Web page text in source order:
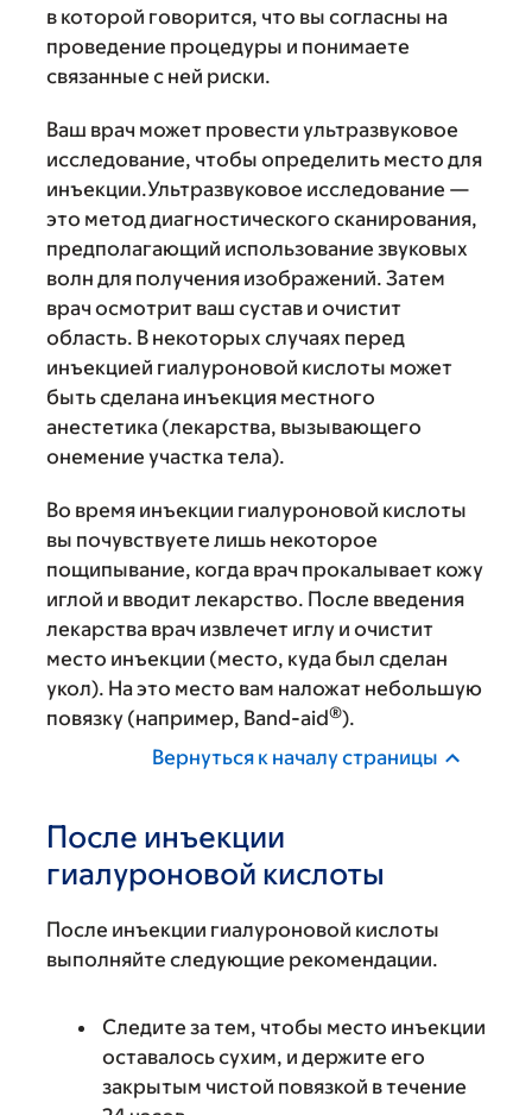
в которой говорится, что вы согласны на
проведение процедуры и понимаете
связанные с ней риски.
Ваш врач может провести ультразвуковое
исследование, чтобы определить место для
инъекции.Ультразвуковое исследование —
это метод диагностического сканирования,
предполагающий использование звуковых
волн для получения изображений. Затем
врач осмотрит ваш сустав и очистит
область. В некоторых случаях перед
инъекцией гиалуроновой кислоты может
быть сделана инъекция местного
анестетика (лекарства, вызывающего
онемение участка тела).
Во время инъекции гиалуроновой кислоты
вы почувствуете лишь некоторое
пощипывание, когда врач прокалывает кожу
иглой и вводит лекарство. После введения
лекарства врач извлечет иглу и очистит
место инъекции (место, куда был сделан
укол). На это место вам наложат небольшую
повязку (например, Band-aid®).
Вернуться к началу страницы
После инъекции
гиалуроновой кислоты
После инъекции гиалуроновой кислоты
выполняйте следующие рекомендации.
Следите за тем, чтобы место инъекции
оставалось сухим, и держите его
закрытым чистой повязкой в течение